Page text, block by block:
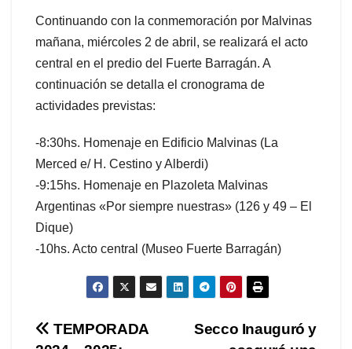
Continuando con la conmemoración por Malvinas
mañana, miércoles 2 de abril, se realizará el acto
central en el predio del Fuerte Barragán. A
continuación se detalla el cronograma de
actividades previstas:
-8:30hs. Homenaje en Edificio Malvinas (La
Merced e/ H. Cestino y Alberdi)
-9:15hs. Homenaje en Plazoleta Malvinas
Argentinas «Por siempre nuestras» (126 y 49 – El
Dique)
-10hs. Acto central (Museo Fuerte Barragán)
Navegación
Secco Inauguró y
TEMPORADA